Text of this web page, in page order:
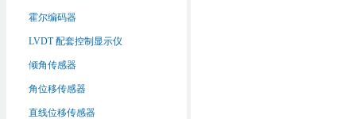
霍尔编码器
LVDT 配套控制显示仪
倾角传感器
角位移传感器
直线位移传感器